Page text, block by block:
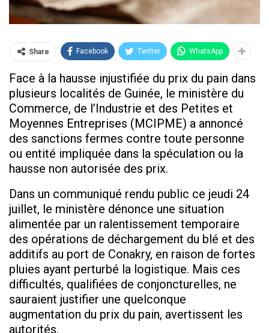
Share Facebook Twitter WhatsApp
Face à la hausse injustifiée du prix du pain dans
plusieurs localités de Guinée, le ministère du
Commerce, de l’Industrie et des Petites et
Moyennes Entreprises (MCIPME) a annoncé
des sanctions fermes contre toute personne
ou entité impliquée dans la spéculation ou la
hausse non autorisée des prix.
Dans un communiqué rendu public ce jeudi 24
juillet, le ministère dénonce une situation
alimentée par un ralentissement temporaire
des opérations de déchargement du blé et des
additifs au port de Conakry, en raison de fortes
pluies ayant perturbé la logistique. Mais ces
difficultés, qualifiées de conjoncturelles, ne
sauraient justifier une quelconque
augmentation du prix du pain, avertissent les
autorités.